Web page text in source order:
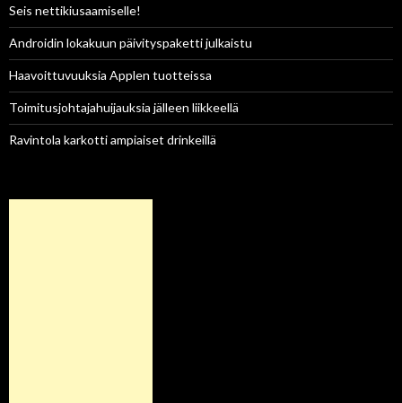
Seis nettikiusaamiselle!
Androidin lokakuun päivityspaketti julkaistu
Haavoittuvuuksia Applen tuotteissa
Toimitusjohtajahuijauksia jälleen liikkeellä
Ravintola karkotti ampiaiset drinkeillä